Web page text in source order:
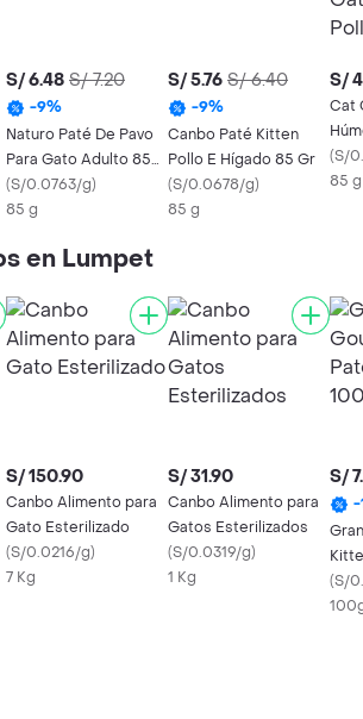
S/ 6.48 S/ 7.20
-9%
Naturo Paté De Pavo
Para Gato Adulto 85
Gr
(S/0.0763/g)
85 g
S/ 5.76 S/ 6.40
-9%
Canbo Paté Kitten
Pollo E Hígado 85 Gr
(S/0.0678/g)
85 g
S/
Cat
(S/
85 g
en Lumpet
S/ 150.90
Canbo Alimento para
Gato Esterilizado
(S/0.0216/g)
7 Kg
S/ 31.90
Canbo Alimento para
Gatos Esterilizados
(S/0.0319/g)
1 Kg
S/
-
100
(S/